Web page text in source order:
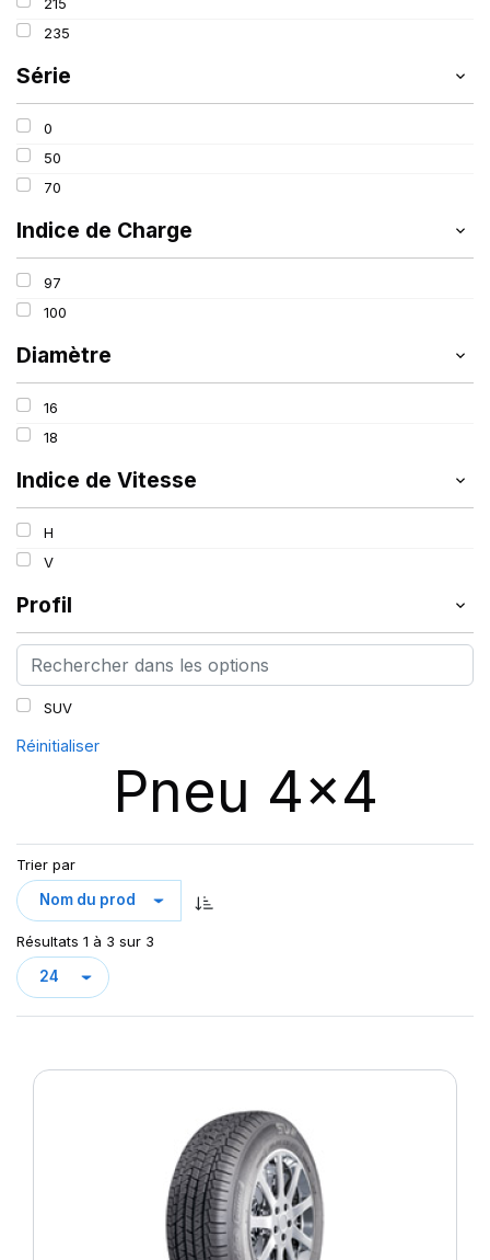
PIRELLI
235
Série
0
50
70
Indice de Charge
97
100
Diamètre
16
18
Indice de Vitesse
H
V
Profil
SUV
Réinitialiser
Pneu 4x4
Trier par
Résultats 1 à 3 sur 3